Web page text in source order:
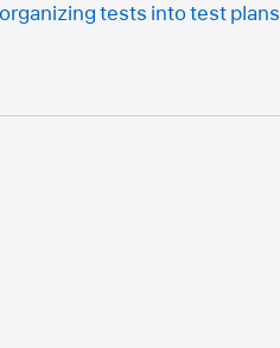
tests into test plans